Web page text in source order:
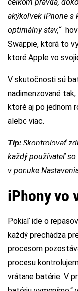
celkom pravda,
akýkoľvek iPhone s
optimálny stav,“
Swappie, ktorá to
ktoré Apple vo
V skutočnosti sú
nadimenzované
ktoré aj po jednom
alebo viac.
Tip: Skontrolovať
každý používateľ so
v ponuke
iPhony vo
Pokiaľ ide o
každý prechádza
procesom
procesu
vrátane batérie. V